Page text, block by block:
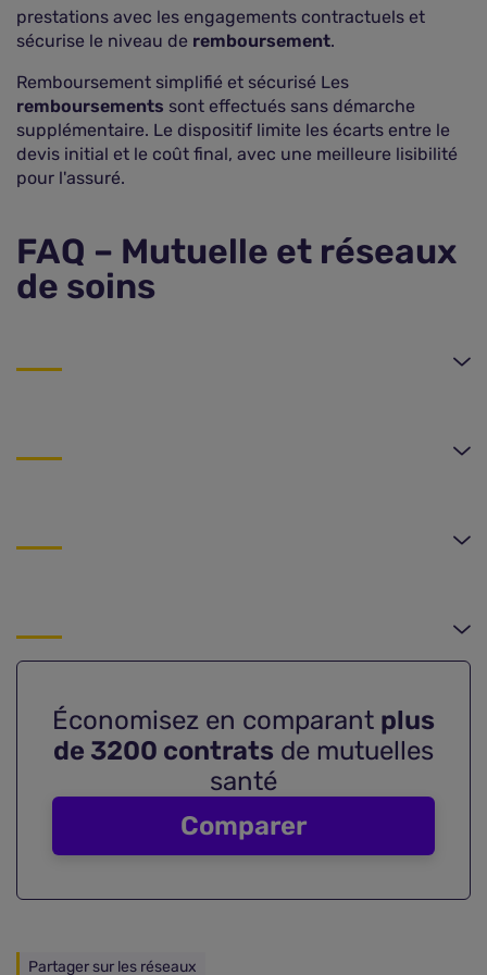
prestations avec les engagements contractuels et
sécurise le niveau de remboursement.
Remboursement simplifié et sécurisé Les
remboursements sont effectués sans démarche
supplémentaire. Le dispositif limite les écarts entre le
devis initial et le coût final, avec une meilleure lisibilité
pour l'assuré.
FAQ – Mutuelle et réseaux
de soins
Économisez en comparant plus
de 3200 contrats de mutuelles
santé
Comparer
Partager sur les réseaux